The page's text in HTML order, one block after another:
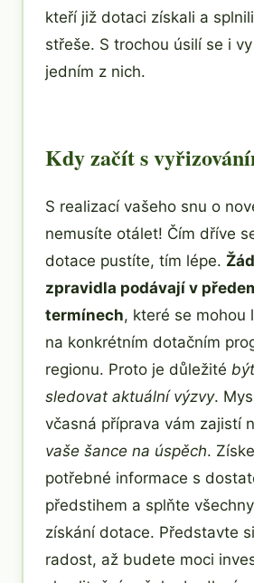
kteří již dotaci získali a
střeše. S trochou úsilí se i
jedním z nich.
Kdy začít s
S realizací vašeho snu o
nemusíte otálet! Čím dříve
dotace pustíte, tím lépe.
zpravidla podávají v
termínech, které se mohou
na konkrétním dotačním
regionu. Proto je důležité
sledovat aktuální výzvy.
včasná příprava vám zajistí
vaše šance na úspěch.
potřebné informace s
předstihem a splňte
získání dotace. Představte
radost, až budete moci